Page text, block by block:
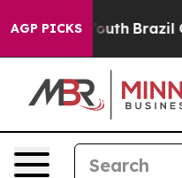
AGP PICKS
to Youth Brazil